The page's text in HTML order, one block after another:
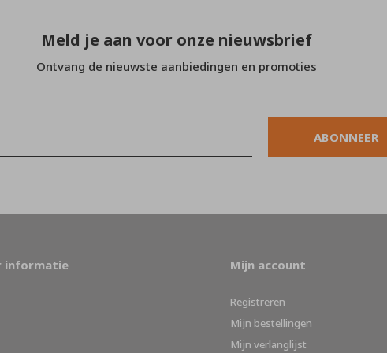
Meld je aan voor onze nieuwsbrief
Ontvang de nieuwste aanbiedingen en promoties
ABONNEER
informatie Mijn account
Registreren
Mijn bestellingen
Mijn verlanglijst